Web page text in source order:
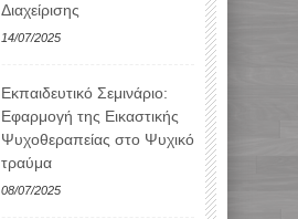
Διαχείρισης
14/07/2025
Εκπαιδευτικό Σεμινάριο:
Εφαρμογή της Εικαστικής
Ψυχοθεραπείας στο Ψυχικό
τραύμα
08/07/2025